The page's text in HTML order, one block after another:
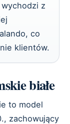
z
co
klientów.
białe
to model
zachowujący